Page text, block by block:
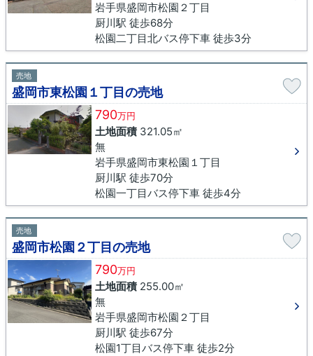
岩手県盛岡市松園２丁目
厨川駅 徒歩68分
松園二丁目北バス停下車 徒歩3分
売地
盛岡市東松園１丁目の売地
790万円
土地面積321.05㎡
無
岩手県盛岡市東松園１丁目
厨川駅 徒歩70分
松園一丁目バス停下車 徒歩4分
売地
盛岡市松園２丁目の売地
790万円
土地面積255.00㎡
無
岩手県盛岡市松園２丁目
厨川駅 徒歩67分
松園1丁目バス停下車 徒歩2分